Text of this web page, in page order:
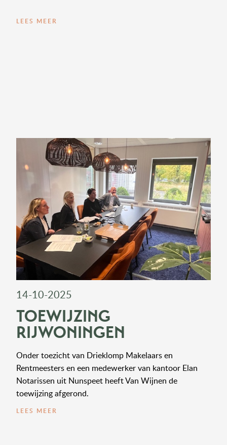
LEES MEER
14-10-2025
TOEWIJZING
RIJWONINGEN
Onder toezicht van Drieklomp Makelaars en
Rentmeesters en een medewerker van kantoor Elan
Notarissen uit Nunspeet heeft Van Wijnen de
toewijzing afgerond.
LEES MEER